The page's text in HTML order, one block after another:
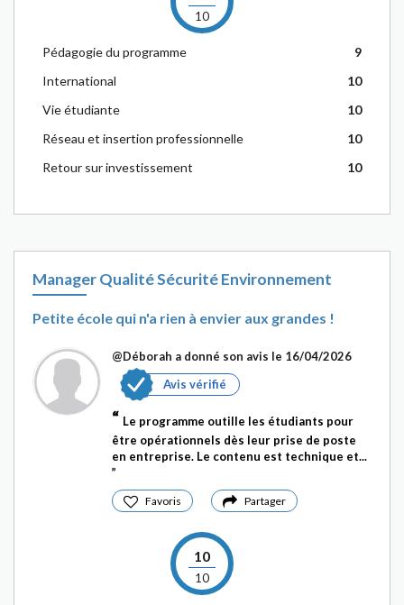
10
Pédagogie du programme
9
International
10
Vie étudiante
10
Réseau et insertion professionnelle
10
Retour sur investissement
10
Manager Qualité Sécurité Environnement
Petite école qui n'a rien à envier aux grandes !
@Déborah a donné son avis le 16/04/2026
Avis vérifié
Le programme outille les étudiants pour
être opérationnels dès leur prise de poste
en entreprise. Le contenu est technique et...
Favoris Partager
10
10